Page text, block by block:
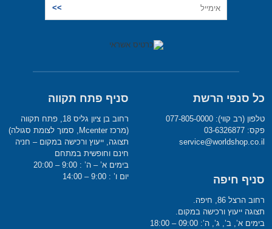
כל סנפי הרשת
טלפון (רב קווי): 077-805-0000
פקס: 03-6326877
service@worldshop.co.il
סניף חיפה
רחוב הרצל 86, חיפה.
תצוגה ייעוץ ורכישה במקום.
בימים א’, ב’, ג’, ה’: 09:00 – 18:00
סניף פתח תקווה
רחוב בן ציון גליס 18, פתח תקווה
(מרכז Mcenter, סמוך לצומת סגולה)
תצוגה, ייעוץ ורכישה במקום – חניה
חינם וחופשית במתחם
בימים א’ – ה’ : 9:00 – 20:00
יום ו’ : 9:00 – 14:00